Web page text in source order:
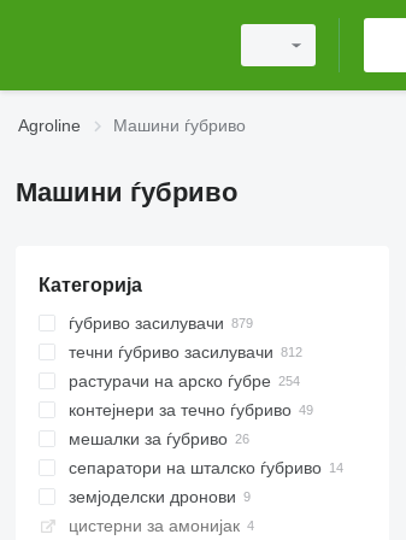
Agroline Машини ѓубриво
Машини ѓубриво
Категорија
ѓубриво засилувачи
приклучни распрскувачи на
колички за распрскувачи на
течни ѓубриво засилувачи
растурачи на арско ѓубре
контејнери за течно ѓубриво
мешалки за ѓубриво
сепаратори на шталско ѓубриво
земјоделски дронови
цистерни за амонијак